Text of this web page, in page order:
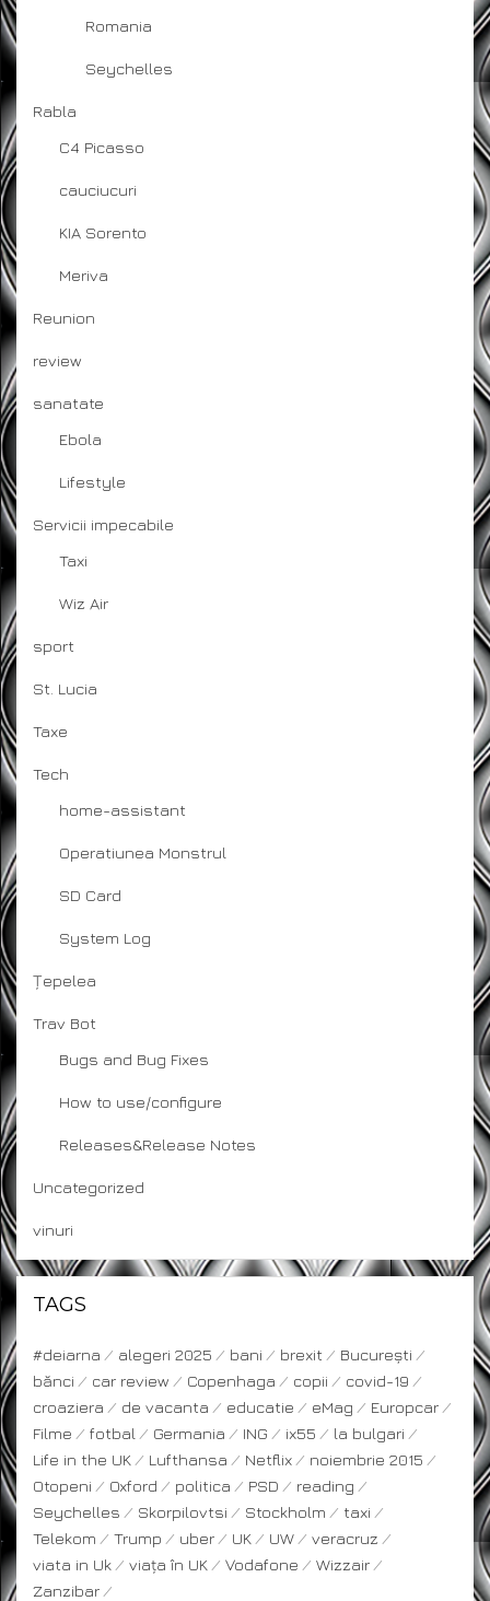
Romania
Seychelles
Rabla
C4 Picasso
cauciucuri
KIA Sorento
Meriva
Reunion
review
sanatate
Ebola
Lifestyle
Servicii impecabile
Taxi
Wiz Air
sport
St. Lucia
Taxe
Tech
home-assistant
Operatiunea Monstrul
SD Card
System Log
Țepelea
Trav Bot
Bugs and Bug Fixes
How to use/configure
Releases&Release Notes
Uncategorized
vinuri
TAGS
#deiarna alegeri 2025 bani brexit
București
bănci
car review Copenhaga copii
covid-19
croaziera
de vacanta educatie eMag
Europcar
Filme
fotbal Germania ING ix55
la bulgari
Life in the UK
Lufthansa Netflix
noiembrie 2015
Otopeni
Oxford politica PSD
reading
Seychelles
Skorpilovtsi Stockholm
taxi
Telekom
Trump uber UK UW
veracruz
viata in Uk
viața în UK Vodafone
Wizzair
Zanzibar